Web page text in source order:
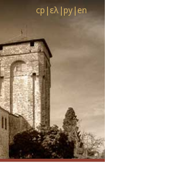
ср |ελ|ру|en